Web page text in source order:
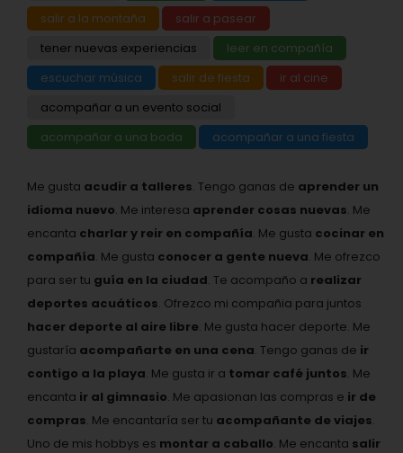
salir a la montaña
salir a pasear
tener nuevas experiencias
leer en compañía
escuchar música
salir de fiesta
ir al cine
acompañar a un evento social
acompañar a una boda
acompañar a una fiesta
Me gusta acudir a talleres. Tengo ganas de aprender un
idioma nuevo. Me interesa aprender cosas nuevas. Me
encanta charlar y reir en compañía. Me gusta cocinar en
compañía. Me gusta conocer a gente nueva. Me ofrezco
para ser tu guía en la ciudad. Te acompaño a realizar
deportes acuáticos. Ofrezco mi compañia para juntos
hacer deporte al aire libre. Me gusta hacer deporte. Me
gustaría acompañarte en una cena. Tengo ganas de ir
contigo a la playa. Me gusta ir a tomar café juntos. Me
encanta ir al gimnasio. Me apasionan las compras e ir de
compras. Me encantaría ser tu acompañante de viajes.
Uno de mis hobbys es montar a caballo. Me encanta salir